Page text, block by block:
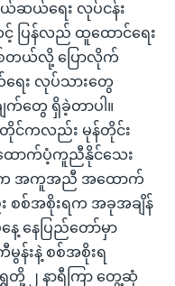
ယ်ဆယ်ရေး လုပ်ငန်း
ပြန်လည် ထူထောင်ရေး
စ်တယ်လို့ ပြောလိုက်
း လုပ်သားတွေ
က်တွေ ရှိခဲ့တာပါ။
င်ကလည်း မုန်တိုင်း
ောက်ပံ့ကူညီနိုင်သေး
က အကူအညီ အထောက်
စစ်အစိုးရက အခုအချိန်
နေပြည်တော်မှာ
န်းနဲ့ စစ်အစိုးရ
ေတို့ ၂ နာရီကြာ တွေ့ဆုံ